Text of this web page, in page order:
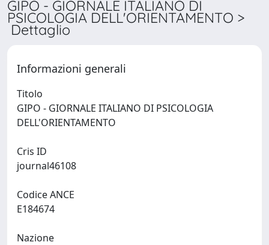
GIPO - GIORNALE ITALIANO DI
PSICOLOGIA DELL'ORIENTAMENTO >
Dettaglio
Informazioni generali
Titolo
GIPO - GIORNALE ITALIANO DI PSICOLOGIA
Cris ID
Codice ANCE
Nazione